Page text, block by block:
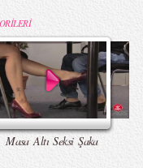
Masa Altı Seksi Şaka